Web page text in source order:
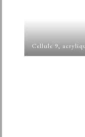
Cellule 9,